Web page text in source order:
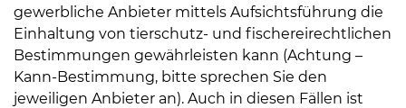
gewerbliche Anbieter mittels Aufsichtsführung die
Einhaltung von tierschutz- und fischereirechtlichen
Bestimmungen gewährleisten kann (Achtung –
Kann-Bestimmung, bitte sprechen Sie den
jeweiligen Anbieter an). Auch in diesen Fällen ist